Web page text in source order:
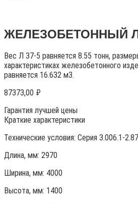
ЖЕЛЕЗОБЕТОННЫЙ
Вес Л 37-5 равняется 8.55 тонн,
характеристиках железобетонного
равняется 16.632 м3.
87373,00 ₽
Гарантия лучшей цены
Краткие характеристики
Технические условия: Серия 3.006.1-2.87
Длина, мм: 2970
Ширина, мм: 4000
Высота, мм: 1400